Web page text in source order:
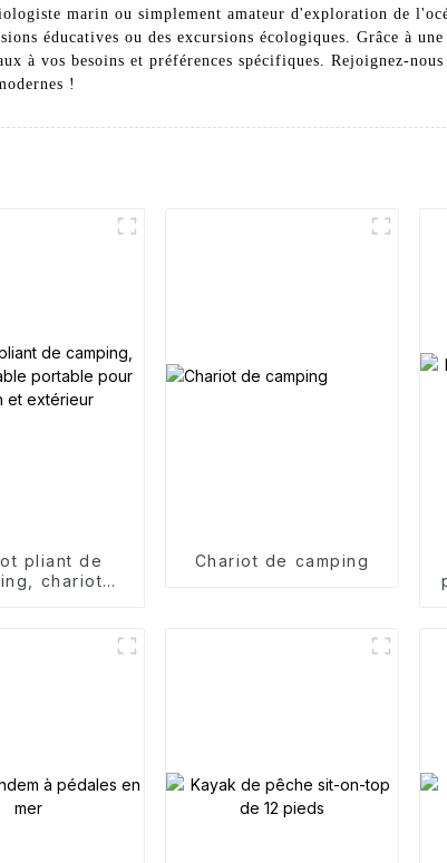
marin ou simplement amateur d'exploration de
éducatives ou des excursions écologiques. Grâce à
à vos besoins et préférences spécifiques. Rejoignez-
!
pliant de
chariot
Chariot de camping